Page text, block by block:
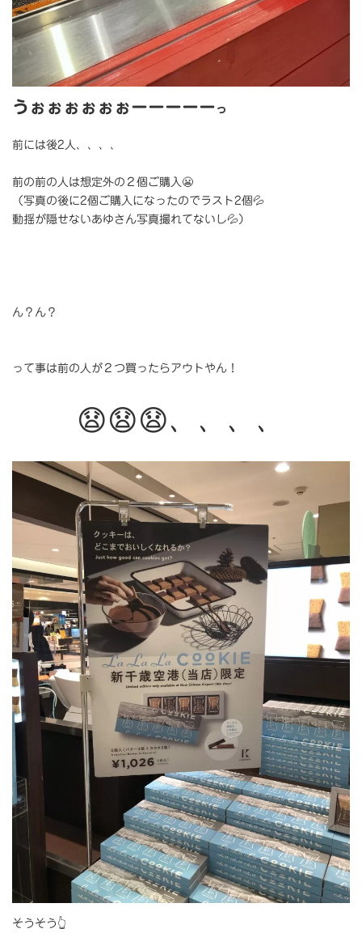
うぉぉぉぉぉぉーーーーー っ
前には後2人、、、、
前の前の人は想定外の２個ご購入😬
（写真の後に2個ご購入になったのでラスト2個💦
動揺が隠せないあゆさん写真撮れてないし💦）
ん？ん？
って事は前の人が２つ買ったらアウトやん！
😧😧😧、、、、
そうそう👆